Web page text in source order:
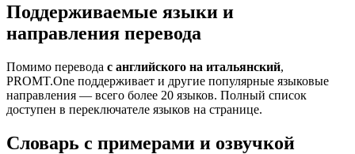
Поддерживаемые языки и
направления перевода
Помимо перевода с английского на итальянский,
PROMT.One поддерживает и другие популярные языковые
направления — всего более 20 языков. Полный список
доступен в переключателе языков на странице.
Словарь с примерами и озвучкой